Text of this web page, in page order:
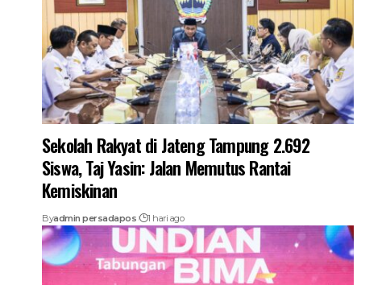
Sekolah Rakyat di Jateng Tampung 2.692
Siswa, Taj Yasin: Jalan Memutus Rantai
Kemiskinan
Byadmin persadapos 1 hari ago